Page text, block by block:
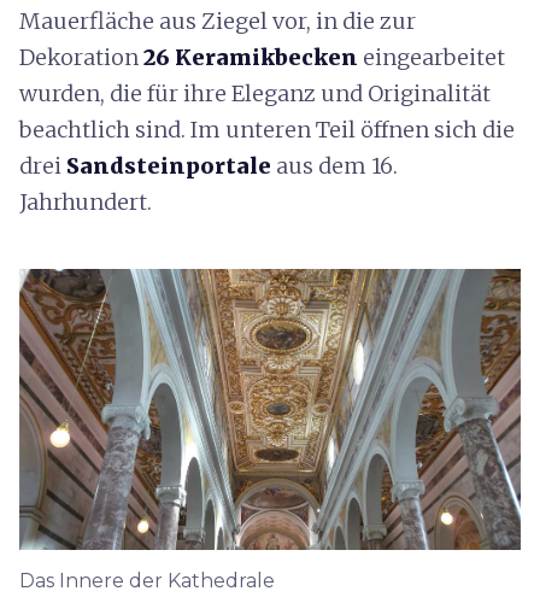
Mauerfläche aus Ziegel vor, in die zur
Dekoration26 Keramikbecken eingearbeitet
wurden, die für ihre Eleganz und Originalität
beachtlich sind. Im unteren Teil öffnen sich die
drei Sandsteinportale aus dem 16.
Jahrhundert.
Das Innere der Kathedrale